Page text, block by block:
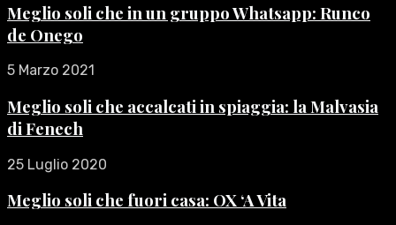
Meglio soli che in un gruppo Whatsapp: Runco
de Onego
5 Marzo 2021
Meglio soli che accalcati in spiaggia: la Malvasia
di Fenech
25 Luglio 2020
Meglio soli che fuori casa: OX ‘A Vita